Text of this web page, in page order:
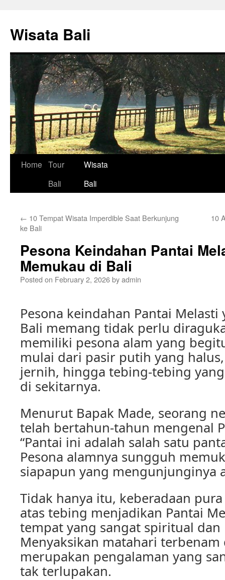
content
Wisata Bali
Home Tour
Bali
Wisata
Bali
← 10 Tempat Wisata Imperdible Saat Berkunjung
ke Bali
10
Pesona Keindahan Pantai
Memukau di Bali
Posted on February 2, 2026byadmin
Pesona keindahan Pantai
Bali memang tidak perlu
memiliki pesona alam yang
mulai dari pasir putih yang
jernih, hingga tebing-tebing
di sekitarnya.
Menurut Bapak Made, seorang
telah bertahun-tahun mengenal
“Pantai ini adalah salah satu
Pesona alamnya sungguh
siapapun yang mengunjunginya
Tidak hanya itu, keberadaan
atas tebing menjadikan Pantai
tempat yang sangat spiritual dan
Menyaksikan matahari
merupakan pengalaman yang
tak terlupakan.